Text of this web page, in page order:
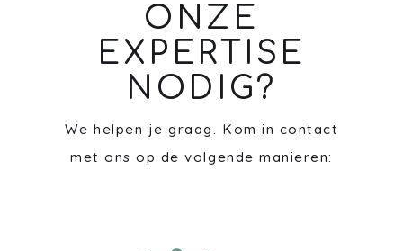
ONZE
EXPERTISE
NODIG?
We helpen je graag. Kom in contact
met ons op de volgende manieren: